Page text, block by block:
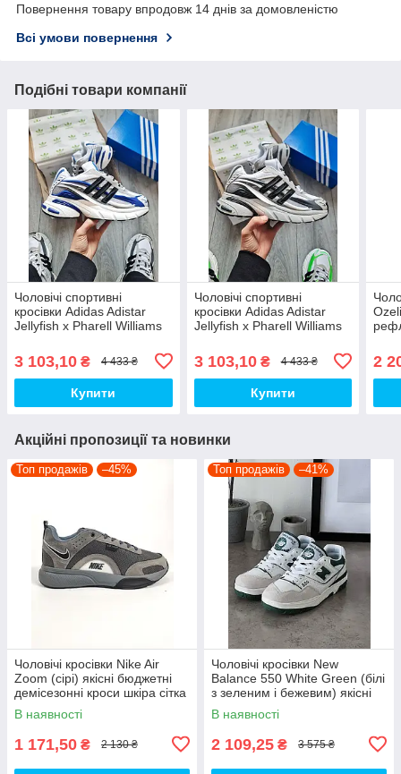
Повернення товару впродовж 14 днів за домовленістю
Всі умови повернення
Подібні товари компанії
Чоловічі спортивні
кросівки Adidas Adistar
Jellyfish x Pharell Williams
кроси 1592TP Адідас топ
3 103,10 ₴ 4 433 ₴
Купити
Чоловічі спортивні
кросівки Adidas Adistar
Jellyfish x Pharell Williams
текстильні кроси 1590TP
Адідас топ
3 103,10₴ 4 433 ₴
Купити
top
2
Акційні пропозиції та новинки
Топ продажів –45%
Чоловічі кросівки Nike Air
Zoom (сірі) якісні бюджетні
демісезонні кроси шкіра сітка
D426 топ
В наявності
1 171,50 ₴ 2 130 ₴
Топ продажів –41%
Чоловічі кросівки New
Balance 550 White Green (білі
з зеленим і бежевим) якісні
модні кроси NB020 топ
В наявності
2 109,25 ₴ 3 575 ₴